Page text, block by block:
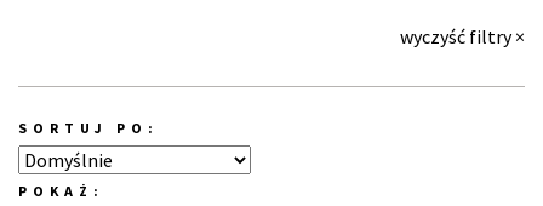
wyczyść filtry×
SORTUJ PO:
POKAŻ: